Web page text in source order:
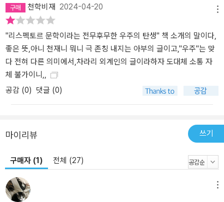
천학비재 2024-04-20
"리스펙토르 문학이라는 전무후무한 우주의 탄생" 책 소개의 말이다,
좋은 뜻,아니 천재니 뭐니 극 존칭 내지는 아부의 글이고,"우주"는 맞
다 전혀 다른 의미에서,차라리 외계인의 글이라하자 도대체 소통 자
체 불가이니,,
공감 (0) 댓글 (0)
마이리뷰 쓰기
구매자 (1) 전체 (27)